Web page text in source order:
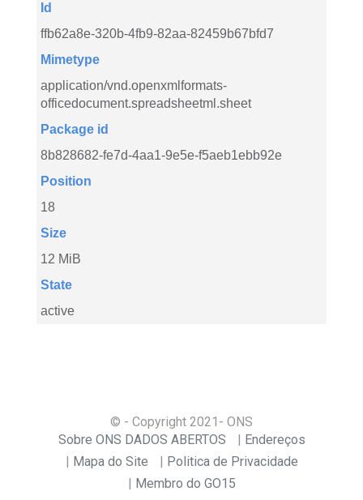
Id
ffb62a8e-320b-4fb9-82aa-82459b67bfd7
Mimetype
application/vnd.openxmlformats-
officedocument.spreadsheetml.sheet
Package id
8b828682-fe7d-4aa1-9e5e-f5aeb1ebb92e
Position
18
Size
12 MiB
State
active
© - Copyright 2021 - ONS
Sobre ONS DADOS ABERTOS
Endereços
Mapa do Site
Politica de Privacidade
Membro do GO15